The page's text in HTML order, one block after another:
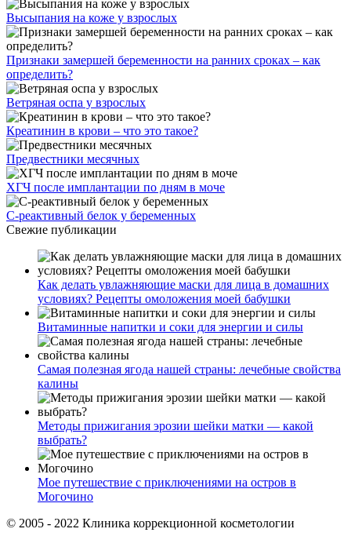
Высыпания на коже у взрослых
Признаки замершей беременности на ранних сроках – как
определить?
Ветряная оспа у взрослых
Креатинин в крови – что это такое?
Предвестники месячных
ХГЧ после имплантации по дням в моче
С-реактивный белок у беременных
Свежие публикации
Как делать увлажняющие маски для лица в домашних
условиях? Рецепты омоложения моей бабушки
Витаминные напитки и соки для энергии и силы
Самая полезная ягода нашей страны: лечебные свойства
калины
Методы прижигания эрозии шейки матки — какой
выбрать?
Мое путешествие с приключениями на остров в
Могочино
© 2005 - 2022 Клиника коррекционной косметологии